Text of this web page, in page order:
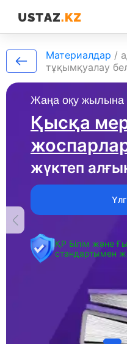
Жаңа оқу жылына
Қысқа
жүктеп
ҚР Білім және
стандартымен
Материалдар /
тұқымқуалау